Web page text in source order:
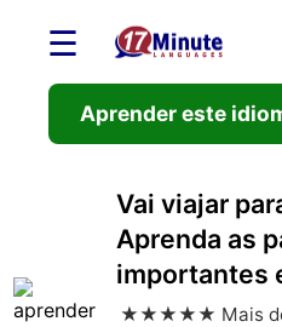
☰
Aprender este
Vai viajar
Aprenda as
importantes
★★★★★ Mais de